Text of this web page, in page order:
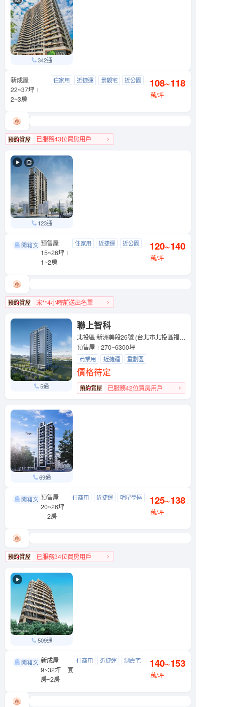
342通
信義富境
文山區 萬芳路8號
新成屋
22~37坪
2~3房
住家用 近捷運 景觀宅 近公園 108~118
萬/坪
已服務43位買房用戶
123通
潮中山 中山區 錦州街10號
預售屋
15~26坪
1~2房
住家用 近捷運 近公園 120~140
萬/坪
宋**4小時前送出名單
5通
聯上智科
北投區 新洲美段26號 (台北市北投區福國路)
預售屋
270~6300坪
商業用 近捷運 重劃區
價格待定
已服務42位買房用戶
69通
織旅 松山區 八德路三段201號
預售屋
20~26坪
2房
住商用 近捷運
明星學區
125~138
萬/坪
已服務34位買房用戶
509通
三創爵鼎大安區 市民大道三段88號
新成屋
9~32坪
套
房~2房
住商用 近捷運
制震宅
140~153
萬/坪